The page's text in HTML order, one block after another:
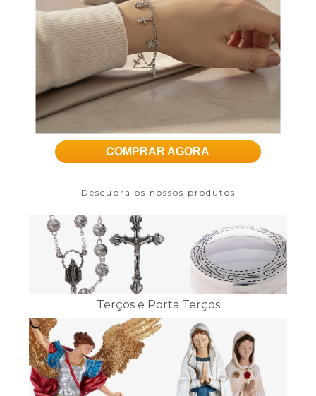
COMPRAR AGORA
Descubra os nossos produtos
Terços e Porta Terços